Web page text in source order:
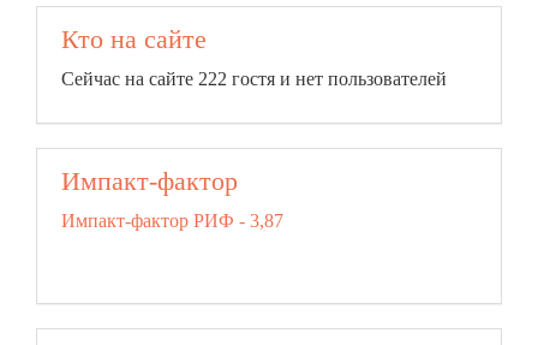
Кто на сайте
Сейчас на сайте 222 гостя и нет пользователей
Импакт-фактор
Импакт-фактор РИФ - 3,87